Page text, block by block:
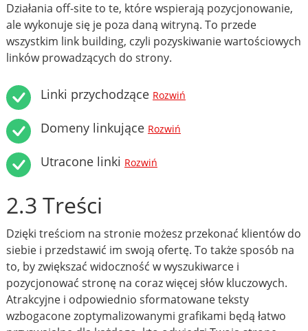
Działania off-site to te, które wspierają pozycjonowanie,
ale wykonuje się je poza daną witryną. To przede
wszystkim link building, czyli pozyskiwanie wartościowych
linków prowadzących do strony.
Linki przychodzące Rozwiń
Domeny linkujące Rozwiń
Utracone linki Rozwiń
2.3 Treści
Dzięki treściom na stronie możesz przekonać klientów do
siebie i przedstawić im swoją ofertę. To także sposób na
to, by zwiększać widoczność w wyszukiwarce i
pozycjonować stronę na coraz więcej słów kluczowych.
Atrakcyjne i odpowiednio sformatowane teksty
wzbogacone zoptymalizowanymi grafikami będą łatwo